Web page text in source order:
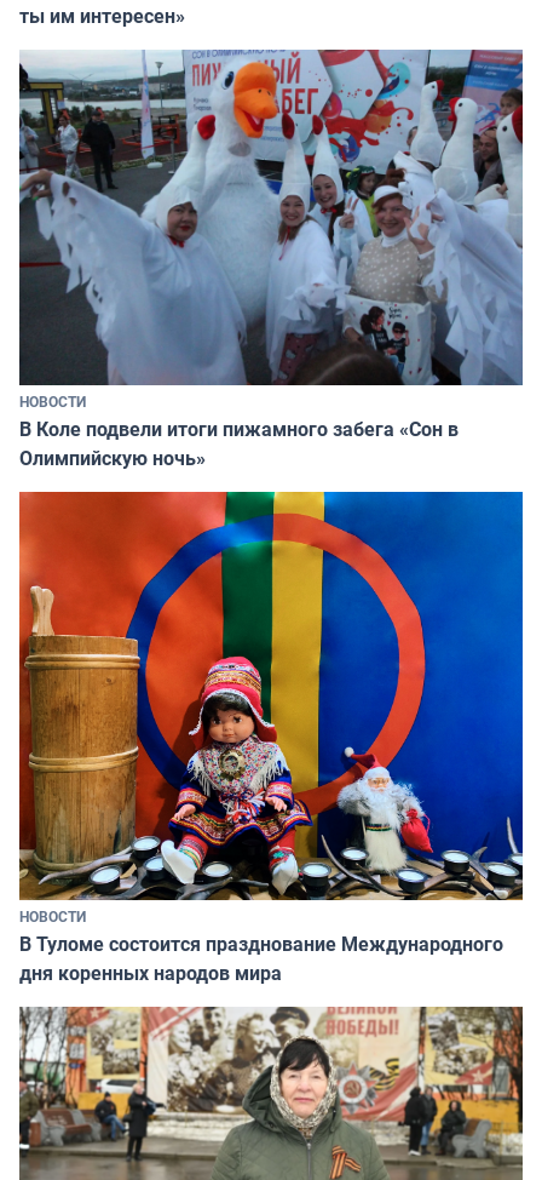
ты им интересен»
НОВОСТИ
В Коле подвели итоги пижамного забега «Сон в
Олимпийскую ночь»
НОВОСТИ
В Туломе состоится празднование Международного
дня коренных народов мира